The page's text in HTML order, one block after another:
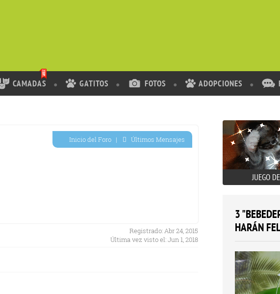
CAMADAS GATITOS FOTOS ADOPCIONES
Inicio del Foro| Últimos Mensajes
Registrado: Abr 24, 2015
Última vez visto el: Jun 1, 2018
JUEGO
3
HARÁN